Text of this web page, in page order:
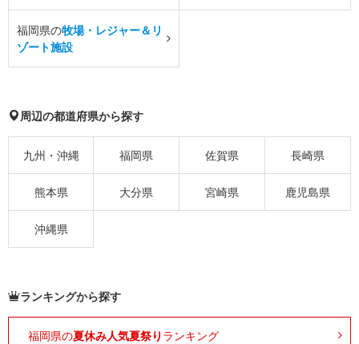
福岡県の牧場・レジャー＆リ
ゾート施設
周辺の都道府県から探す
九州・沖縄 福岡県 佐賀県 長崎県
熊本県 大分県 宮崎県 鹿児島県
沖縄県
ランキングから探す
福岡県の夏休み人気夏祭り ランキング